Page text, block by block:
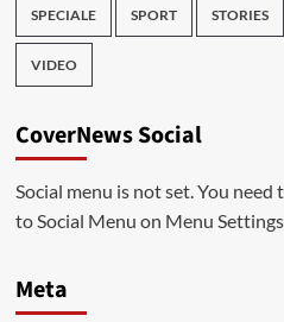
SPECIALE SPORT STORIES
VIDEO
CoverNews Social
Social menu is not set. You
to Social Menu on Menu
Meta